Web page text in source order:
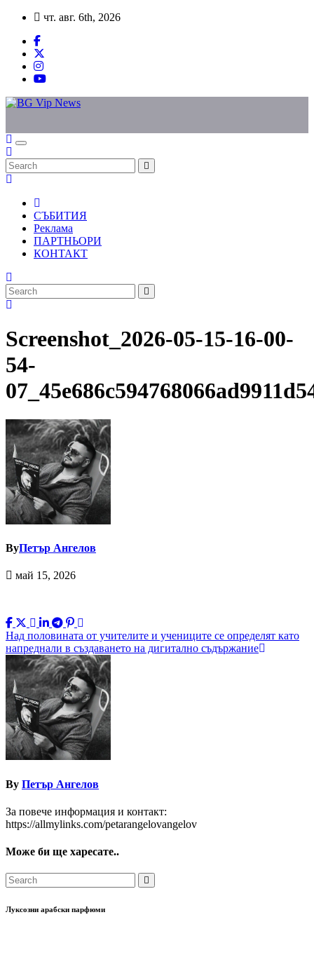
Skip
content
чт. авг. 6th, 2026
СЪБИТИЯ
Реклама
ПАРТНЬОРИ
КОНТАКТ
Screenshot_2026-05-15-16-00-
54-
ByПетър Ангелов
май 15, 2026
Навигация
Над половината от учителите и учениците се определят като
напреднали в създаването на дигитално съдържание
By Петър Ангелов
За повече информация и контакт:
https://allmylinks.com/petarangelovangelov
Може би ще харесате..
Луксозни арабски парфюми